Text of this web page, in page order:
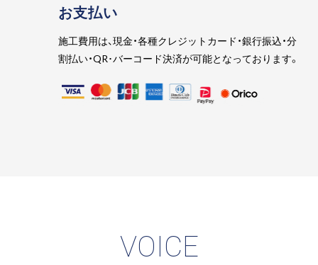
お支払い
施工費用は、現金・各種クレジットカード・銀行振込・分
割払い・QR･バーコード決済が可能となっております。
VOICE